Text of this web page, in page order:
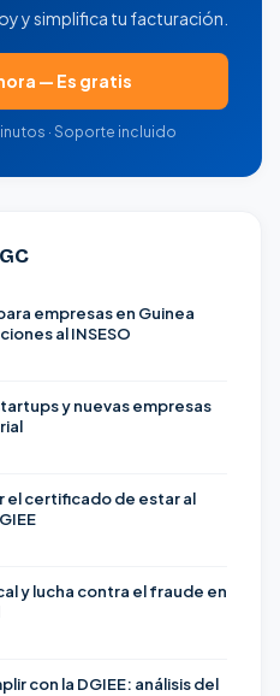
y simplifica tu facturación.
— Es gratis
· Soporte incluido
empresas en Guinea
al INSESO
y nuevas empresas
el certificado de estar al
y lucha contra el fraude en
con la DGIEE: análisis del